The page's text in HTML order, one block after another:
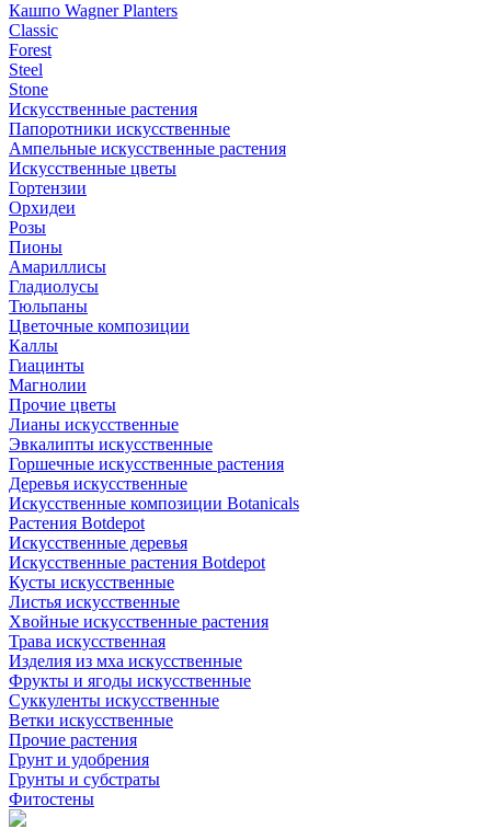
Кашпо Wagner Planters
Classic
Forest
Steel
Stone
Искусственные растения
Папоротники искусственные
Ампельные искусственные растения
Искусственные цветы
Гортензии
Орхидеи
Розы
Пионы
Амариллисы
Гладиолусы
Тюльпаны
Цветочные композиции
Каллы
Гиацинты
Магнолии
Прочие цветы
Лианы искусственные
Эвкалипты искусственные
Горшечные искусственные растения
Деревья искусственные
Искусственные композиции Botanicals
Растения Botdepot
Искусственные деревья
Искусственные растения Botdepot
Кусты искусственные
Листья искусственные
Хвойные искусственные растения
Трава искусственная
Изделия из мха искусственные
Фрукты и ягоды искусственные
Суккуленты искусственные
Ветки искусственные
Прочие растения
Грунт и удобрения
Грунты и субстраты
Фитостены